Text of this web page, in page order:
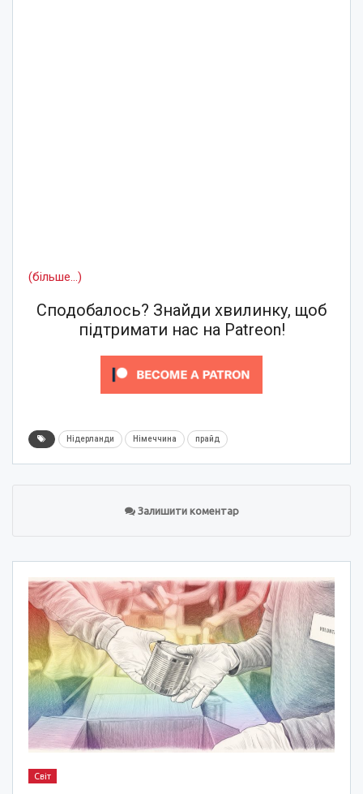
(більше…)
Сподобалось? Знайди хвилинку, щоб
підтримати нас на Patreon!
Нідерланди Німеччина прайд
Залишити коментар
Світ